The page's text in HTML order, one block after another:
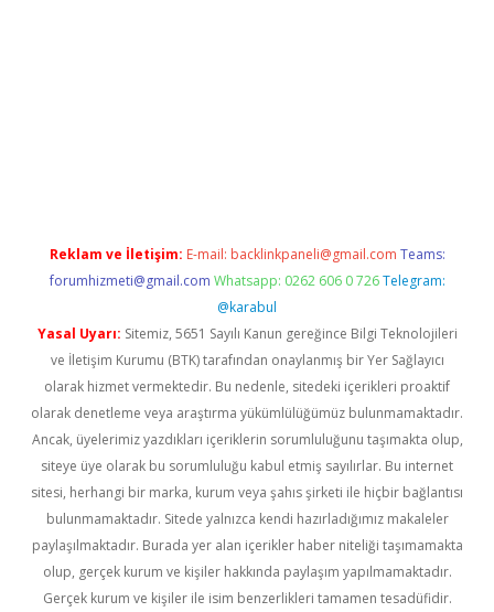
Reklam ve İletişim: E-mail: backlinkpaneli@gmail.com Teams:
forumhizmeti@gmail.com Whatsapp: 0262 606 0 726 Telegram:
@karabul
Yasal Uyarı: Sitemiz, 5651 Sayılı Kanun gereğince Bilgi Teknolojileri
ve İletişim Kurumu (BTK) tarafından onaylanmış bir Yer Sağlayıcı
olarak hizmet vermektedir. Bu nedenle, sitedeki içerikleri proaktif
olarak denetleme veya araştırma yükümlülüğümüz bulunmamaktadır.
Ancak, üyelerimiz yazdıkları içeriklerin sorumluluğunu taşımakta olup,
siteye üye olarak bu sorumluluğu kabul etmiş sayılırlar. Bu internet
sitesi, herhangi bir marka, kurum veya şahıs şirketi ile hiçbir bağlantısı
bulunmamaktadır. Sitede yalnızca kendi hazırladığımız makaleler
paylaşılmaktadır. Burada yer alan içerikler haber niteliği taşımamakta
olup, gerçek kurum ve kişiler hakkında paylaşım yapılmamaktadır.
Gerçek kurum ve kişiler ile isim benzerlikleri tamamen tesadüfidir.